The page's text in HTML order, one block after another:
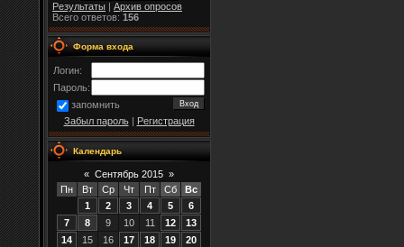
Результаты
Архив опросов
Всего ответов: 156
Форма входа
Логин:
Пароль:
запомнить
Забыл пароль| Регистрация
Календарь
« Сентябрь 2015 »
Пн
Вт Ср Чт Пт Сб
Вс
1
2 3 4 5
6
7
8 9 10 11 12
13
14
15 16 17 18 19
20